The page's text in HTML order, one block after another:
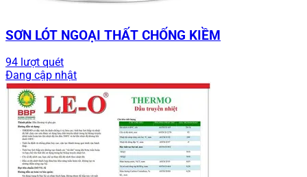
SƠN LÓT NGOẠI THẤT CHỐNG KIỀM
94 lượt quét
Đang cập nhật